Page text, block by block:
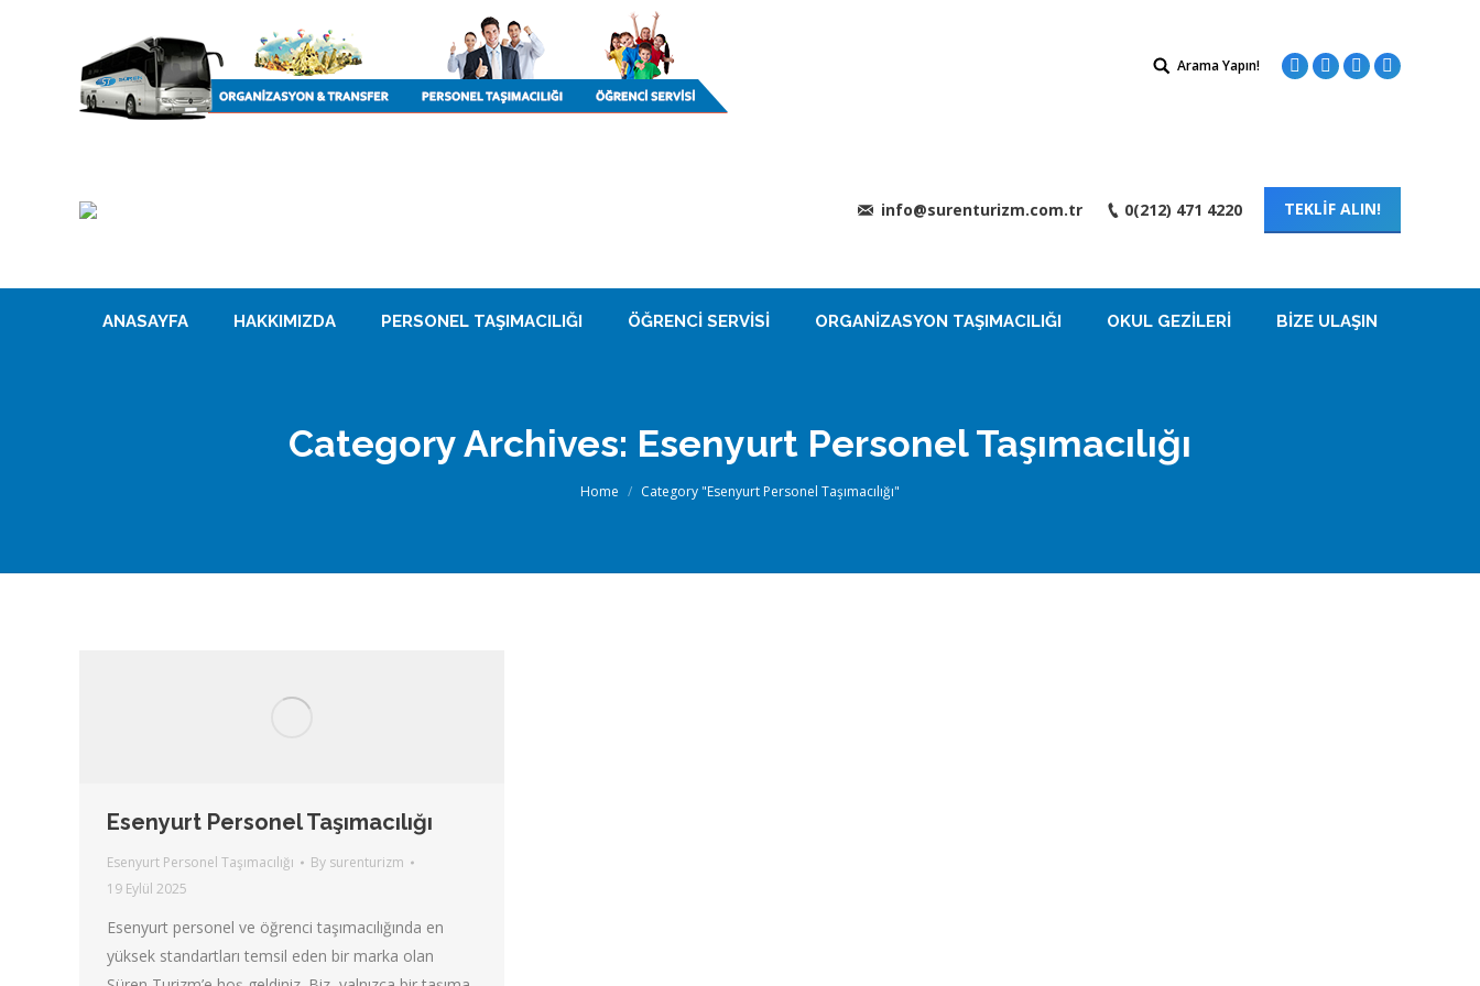
Search:Arama Yapın! Facebook
TwitterInstagram
Linkedin
info@surenturizm.com.tr 0(212) 471 4220 TEKLİF ALIN!
ANASAYFA HAKKIMIZDA PERSONEL TAŞIMACILIĞI ÖĞRENCI SERVISI ORGANIZASYON TAŞIMACILIĞI OKUL GEZILERI BIZE ULAŞIN
Category Archives: Esenyurt Personel Taşımacılığı
You are here:
Home Category "Esenyurt Personel Taşımacılığı"
Esenyurt Personel Taşımacılığı
Esenyurt Personel Taşımacılığı By surenturizm
19 Eylül 2025
Esenyurt personel ve öğrenci taşımacılığında en
yüksek standartları temsil eden bir marka olan